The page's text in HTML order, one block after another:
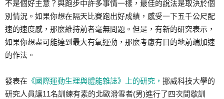
不是個好主意？與跑步中許多事情一樣，最佳的說法是取決於個
別情況。如果你想在隔天比賽跑出好成績，感受一下五千公尺配
速的速度感，那麼維持前者毫無問題。但是，有新的研究表示，
如果你想盡可能達到最大有氧運動，那麼考慮有目的地前端加速
的作法。
發表在 《國際運動生理與體能雜誌》上的研究， 挪威科技大學的
研究人員讓11名訓練有素的北歐滑雪者(男)進行了四次間歇訓